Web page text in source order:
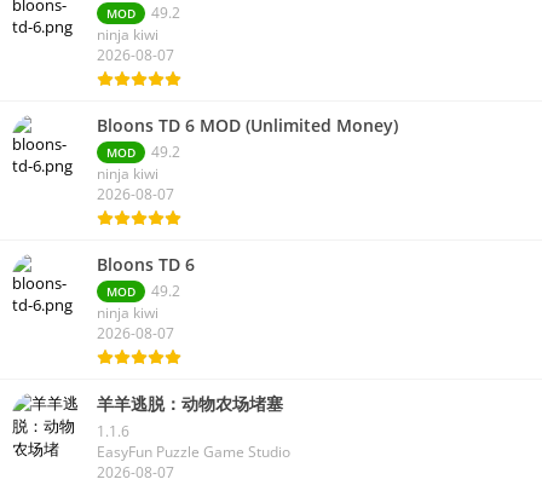
MOD
49.2
ninja kiwi
2026-08-07
Bloons TD 6 MOD (Unlimited Money)
MOD
49.2
ninja kiwi
2026-08-07
Bloons TD 6
MOD
49.2
ninja kiwi
2026-08-07
羊羊逃脱：动物农场堵塞
1.1.6
EasyFun Puzzle Game Studio
2026-08-07